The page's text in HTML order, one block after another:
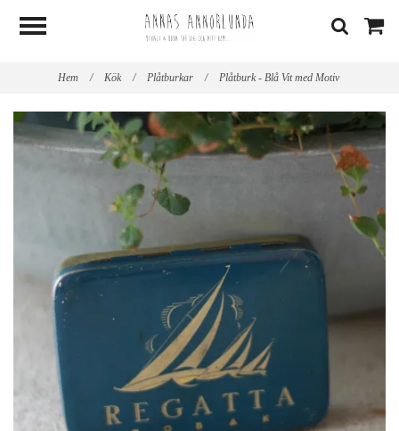
Hem / Kök / Plåtburkar / Plåtburk - Blå Vit med Motiv